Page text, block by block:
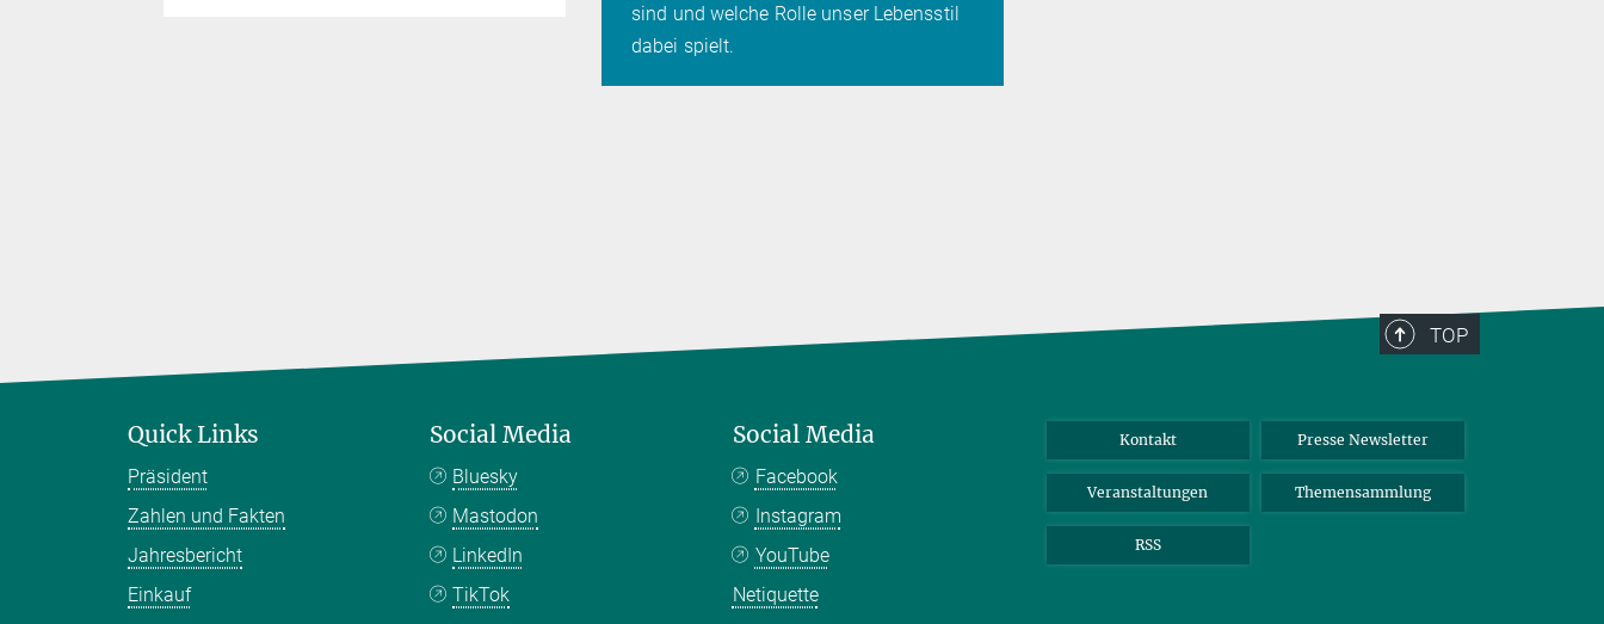
sind und welche Rolle unser Lebensstil
dabei spielt.
TOP
Quick Links
Präsident
Zahlen und Fakten
Jahresbericht
Einkauf
Social Media
Bluesky
Mastodon
LinkedIn
TikTok
Social Media
Facebook
Instagram
YouTube
Netiquette
Kontakt Presse Newsletter
Veranstaltungen Themensammlung
RSS